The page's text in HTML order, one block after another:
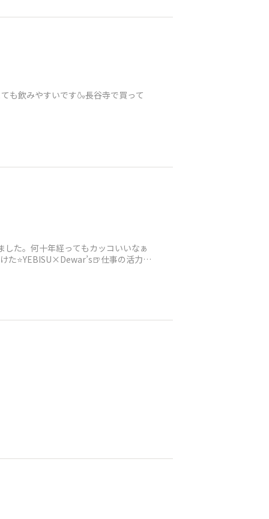
も飲みやすいです🍶長谷寺で買って
た。何十年経ってもカッコいいなぁ
た⭐️YEBISU×Dewar’s🍺仕事の活力の